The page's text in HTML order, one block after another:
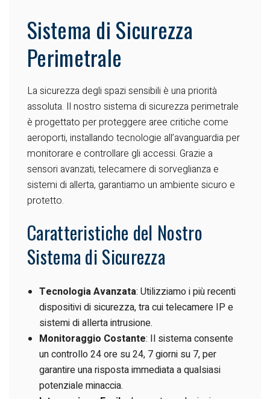
Sistema di Sicurezza
Perimetrale
La sicurezza degli spazi sensibili è una priorità
assoluta. Il nostro sistema di sicurezza perimetrale
è progettato per proteggere aree critiche come
aeroporti, installando tecnologie all’avanguardia per
monitorare e controllare gli accessi. Grazie a
sensori avanzati, telecamere di sorveglianza e
sistemi di allerta, garantiamo un ambiente sicuro e
protetto.
Caratteristiche del Nostro
Sistema di Sicurezza
Tecnologia Avanzata: Utilizziamo i più recenti
dispositivi di sicurezza, tra cui telecamere IP e
sistemi di allerta intrusione.
Monitoraggio Costante: Il sistema consente
un controllo 24 ore su 24, 7 giorni su 7, per
garantire una risposta immediata a qualsiasi
potenziale minaccia.